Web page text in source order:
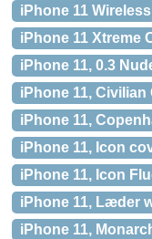
iPhone 11
iPhone 11 Xtreme
iPhone 11, 0.3
iPhone 11, Civilian
iPhone 11,
iPhone 11, Icon
iPhone 11, Icon
iPhone 11, Læder
iPhone 11,